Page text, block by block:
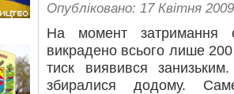
Опубліковано: 17 Квітня 2009
На момент затримання
викрадено всього лише 200
тиск виявився
збиралися додому.